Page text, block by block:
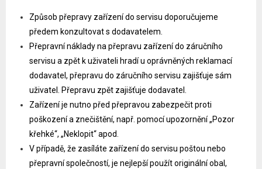
Způsob přepravy zařízení do servisu doporučujeme
předem konzultovat s dodavatelem.
Přepravní náklady na přepravu zařízení do záručního
servisu a zpět k uživateli hradí u oprávněných reklamací
dodavatel, přepravu do záručního servisu zajišťuje sám
uživatel. Přepravu zpět zajišťuje dodavatel.
Zařízení je nutno před přepravou zabezpečit proti
poškození a znečištění, např. pomocí upozornění „Pozor
křehké“, „Neklopit“ apod.
V případě, že zasíláte zařízení do servisu poštou nebo
přepravní společností, je nejlepší použít originální obal,